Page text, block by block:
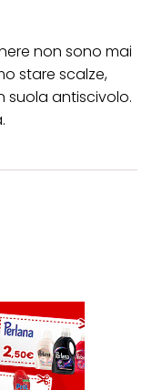
non sono mai
stare scalze,
suola antiscivolo.
consentirli per uno o
dei tuoi dati
fai clic su "Rifiuta",
necessari per fornirti